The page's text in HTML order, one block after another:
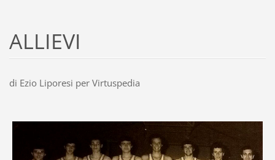
ALLIEVI
di Ezio Liporesi per Virtuspedia